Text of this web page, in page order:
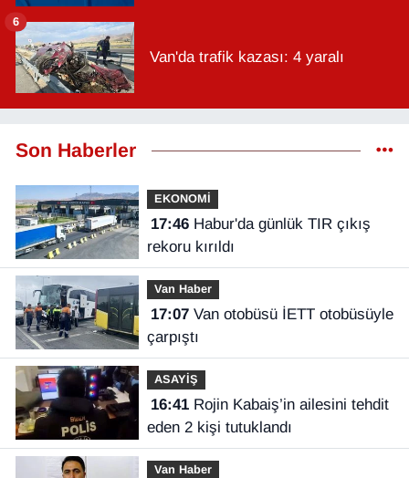
Van'da trafik kazası: 4 yaralı
6
Son Haberler
EKONOMİ
17:46Habur'da günlük TIR çıkış
rekoru kırıldı
Van Haber
17:07Van otobüsü İETT otobüsüyle
çarpıştı
ASAYİŞ
16:41Rojin Kabaiş’in ailesini tehdit
eden 2 kişi tutuklandı
Van Haber